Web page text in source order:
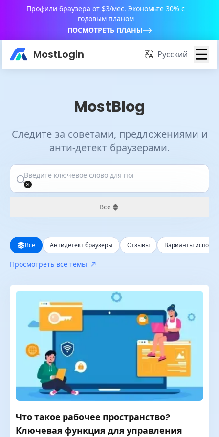
Профили браузера от $3/мес. Экономьте 30% с
годовым планом
ПОСМОТРЕТЬ ПЛАНЫ
MostLogin Русский
MostBlog
Следите за советами, предложениями и
анти-детект браузерами.
Все
За последние 24 часа
За последнюю неделю
За последний месяц
За последний год
Все Антидетект браузеры Отзывы Варианты
Просмотреть все темы
Что такое рабочее пространство?
Ключевая функция для управления